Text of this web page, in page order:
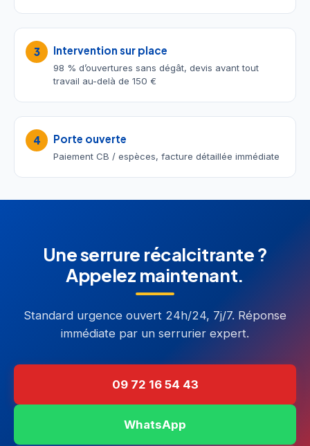
3 Intervention sur place
98 % d’ouvertures sans dégât, devis avant tout
travail au-delà de 150 €
4 Porte ouverte
Paiement CB / espèces, facture détaillée immédiate
Une serrure récalcitrante ?
Appelez maintenant.
Standard urgence ouvert 24h/24, 7j/7. Réponse
immédiate par un serrurier expert.
09 72 16 54 43
WhatsApp